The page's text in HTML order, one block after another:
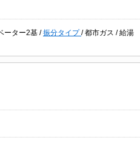
ーター2基 /振分タイプ/都市ガス /給湯